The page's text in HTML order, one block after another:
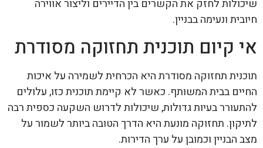
שיכולות לחזק את הקשרים בין הדיירים וליצור אווירה
חיובית ונעימה בבניין.
אי קיום תוכנית תחזוקה מסודרת
תוכנית תחזוקה מסודרת היא הכרחית לשמירה על איכות
החיים בבית המשותף. כאשר לא קיימת תוכנית כזו, עלולים
להתעורר בעיות גדולות, שיכולות לדרוש השקעה כספית רבה
לתיקון. תחזוקה מונעת היא הדרך הטובה ביותר לשמור על
מצב הבניין וכמובן על ערך הדירות.